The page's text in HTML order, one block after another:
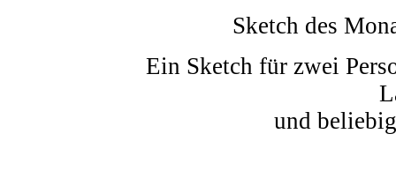
Sketch des
Ein Sketch für zwei
und